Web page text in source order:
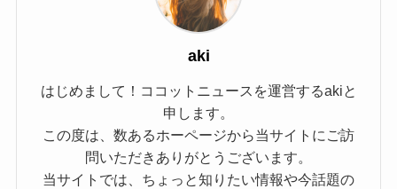
aki
はじめまして！ココットニュースを運営するakiと
申します。
この度は、数あるホーページから当サイトにご訪
問いただきありがとうございます。
当サイトでは、ちょっと知りたい情報や今話題の